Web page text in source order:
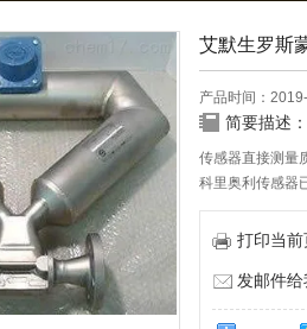
艾默生罗斯
产品时间：
简要描述：
传感器直接测量
科里奥利传感器
程流体和传感器
打印当前
发邮件